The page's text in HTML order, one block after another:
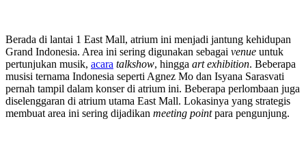
Berada di lantai 1 East Mall, atrium ini menjadi jantung kehidupan
Grand Indonesia. Area ini sering digunakan sebagai venue untuk
pertunjukan musik, acara talkshow, hingga art exhibition. Beberapa
musisi ternama Indonesia seperti Agnez Mo dan Isyana Sarasvati
pernah tampil dalam konser di atrium ini. Beberapa perlombaan juga
diselenggaran di atrium utama East Mall. Lokasinya yang strategis
membuat area ini sering dijadikan meeting pointpara pengunjung.